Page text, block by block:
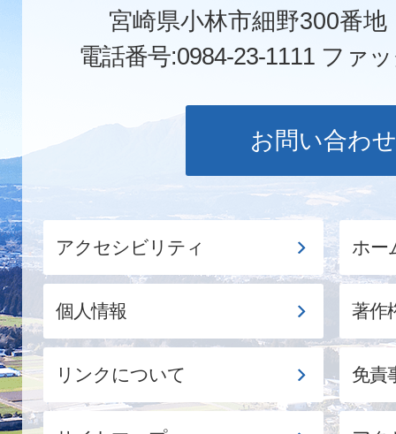
宮崎県小林市細野300番
電話番号:0984-23-1111 ファ
お問い合わせ
アクセシビリティ ホー
個人情報 著作
リンクについて 免責